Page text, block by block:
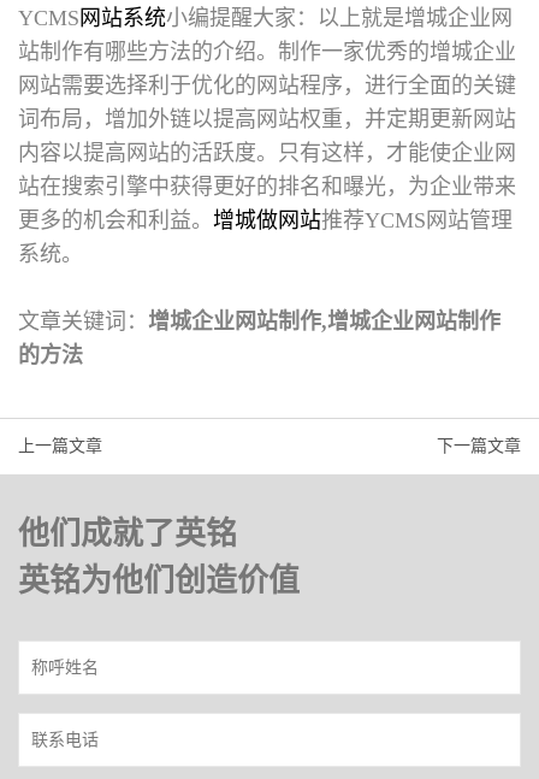
YCMS 网站系统小编提醒大家：以上就是增城企业网
站制作有哪些方法的介绍。制作一家优秀的增城企业
网站需要选择利于优化的网站程序，进行全面的关键
词布局，增加外链以提高网站权重，并定期更新网站
内容以提高网站的活跃度。只有这样，才能使企业网
站在搜索引擎中获得更好的排名和曝光，为企业带来
更多的机会和利益。 增城做网站推荐YCMS网站管理
系统。
文章关键词： 增城企业网站制作,增城企业网站制作
的方法
上一篇文章 下一篇文章
他们成就了英铭
英铭为他们创造价值